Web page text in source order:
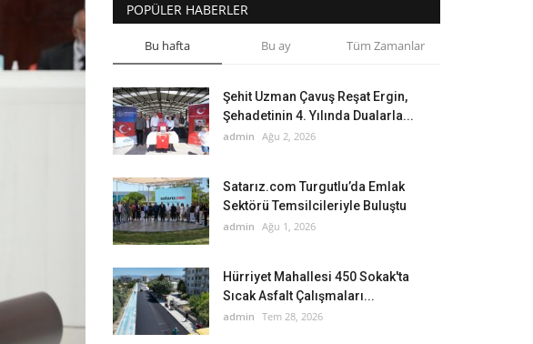
POPÜLER HABERLER
Bu hafta Bu ay Tüm Zamanlar
Şehit Uzman Çavuş Reşat Ergin,
Şehadetinin 4. Yılında Dualarla...
admin Ağu 2, 2026
Satarız.com Turgutlu’da Emlak
Sektörü Temsilcileriyle Buluştu
admin Ağu 1, 2026
Hürriyet Mahallesi 450 Sokak'ta
Sıcak Asfalt Çalışmaları...
admin Tem 28, 2026